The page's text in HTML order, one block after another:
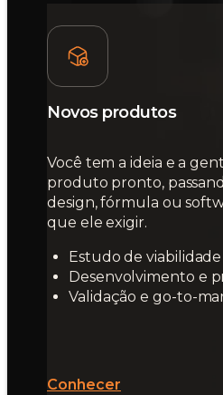
Novos produtos
Você tem a ideia e a
produto pronto,
design, fórmula ou
que ele exigir.
Estudo de
Desenvolvimento e
Validação e go-to-
Conhecer